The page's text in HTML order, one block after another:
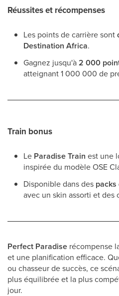
Réussites et récompenses
Les points de carrière sont
Destination Africa.
Gagnez jusqu'à2 000
atteignant 1 000 000 de
Train bonus
Le Paradise Train est une
inspirée du modèle OSE
Disponible dans des
avec un skin assorti et des
Perfect Paradise récompense
et une planification efficace.
ou chasseur de succès, ce
plus équilibrée et la plus
jour.